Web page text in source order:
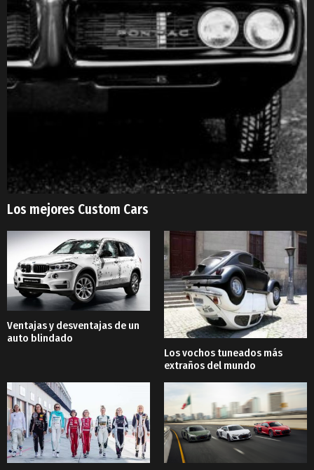
Los mejores Custom Cars
Ventajas y desventajas de un
auto blindado
Los vochos tuneados más
extraños del mundo